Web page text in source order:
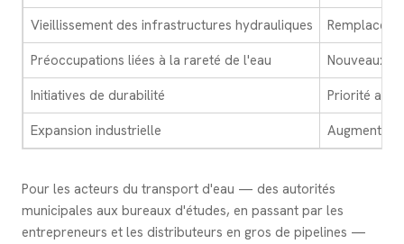
Vieillissement des infrastructures hydrauliques
Préoccupations liées à la rareté de l'eau
Nouveaux
Initiatives de durabilité
Priorité
Expansion industrielle
Pour les acteurs du transport d'eau — des autorités
municipales aux bureaux d'études, en passant par les
entrepreneurs et les distributeurs en gros de pipelines —